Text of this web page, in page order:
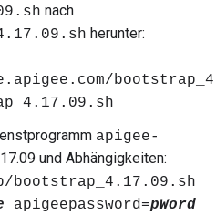
nach
herunter:
apigee-
und Abhängigkeiten:
bootstrap_4.17.09.sh
apigeepassword=pWord